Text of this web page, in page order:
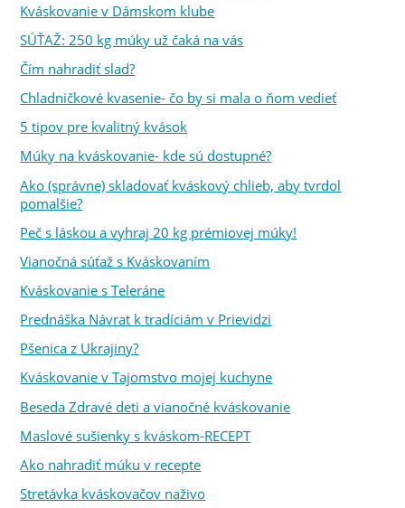
Kváskovanie v Dámskom klube
SÚŤAŽ: 250 kg múky už čaká na vás
Čím nahradiť slad?
Chladničkové kvasenie- čo by si mala o ňom vedieť
5 tipov pre kvalitný kvások
Múky na kváskovanie- kde sú dostupné?
Ako (správne) skladovať kváskový chlieb, aby tvrdol
pomalšie?
Peč s láskou a vyhraj 20 kg prémiovej múky!
Vianočná súťaž s Kváskovaním
Kváskovanie s Teleráne
Prednáška Návrat k tradíciám v Prievidzi
Pšenica z Ukrajiny?
Kváskovanie v Tajomstvo mojej kuchyne
Beseda Zdravé deti a vianočné kváskovanie
Maslové sušienky s kváskom-RECEPT
Ako nahradiť múku v recepte
Stretávka kváskovačov naživo